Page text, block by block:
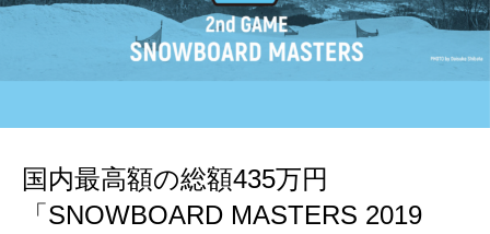
国内最高額の総額435万円
「SNOWBOARD MASTERS 2019